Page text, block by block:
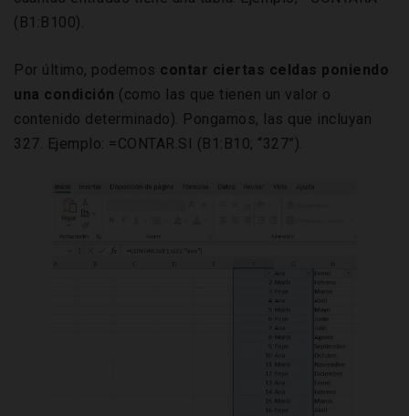
(B1:B100).
Por último, podemos contar ciertas celdas poniendo
una condición (como las que tienen un valor o
contenido determinado). Pongamos, las que incluyan
327. Ejemplo: =CONTAR.SI (B1:B10; “327”).